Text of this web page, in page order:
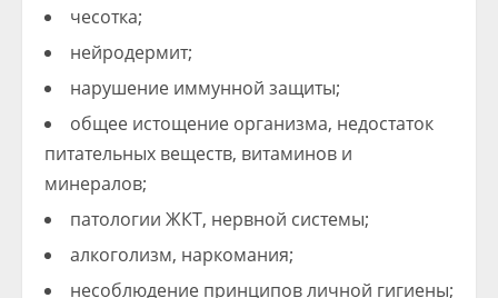
чесотка;
нейродермит;
нарушение иммунной защиты;
общее истощение организма, недостаток
питательных веществ, витаминов и
минералов;
патологии ЖКТ, нервной системы;
алкоголизм, наркомания;
несоблюдение принципов личной гигиены;